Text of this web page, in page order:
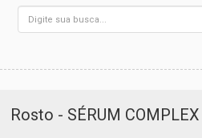
Rosto - SÉRUM